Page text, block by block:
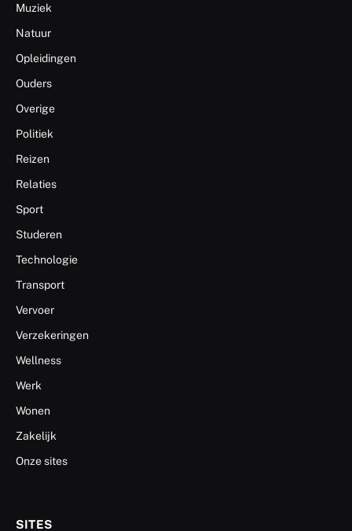
Muziek
Natuur
Opleidingen
Ouders
Overige
Politiek
Reizen
Relaties
Sport
Studeren
Technologie
Transport
Vervoer
Verzekeringen
Wellness
Werk
Wonen
Zakelijk
Onze sites
SITES